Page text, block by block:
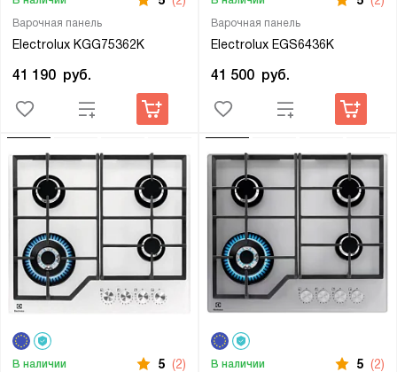
Варочная панель
Electrolux KGG75362K
41 190 руб.
Варочная панель
Electrolux EGS6436K
41 500 руб.
В наличии 5 (2) В наличии 5 (2)